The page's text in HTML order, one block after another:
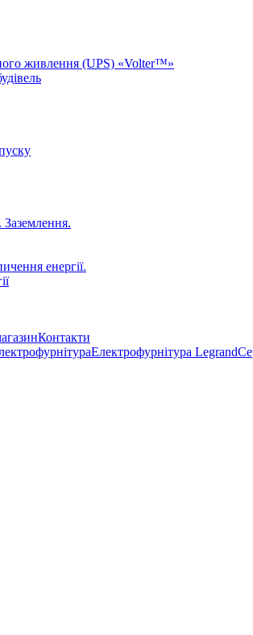
живлення (UPS) «Volter™»
Заземлення.
енергії.
Контакти
Електрофурнітура Legrand